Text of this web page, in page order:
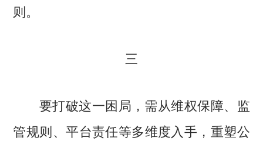
则。
三
要打破这一困局，需从维权保障、监
管规则、平台责任等多维度入手，重塑公